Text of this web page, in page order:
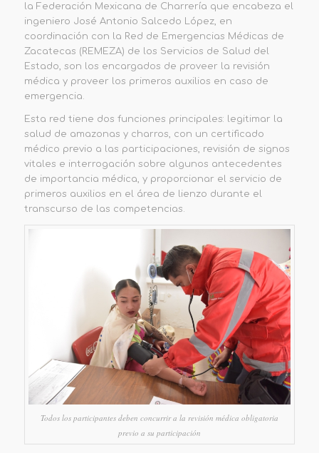
la Federación Mexicana de Charrería que encabeza el
ingeniero José Antonio Salcedo López, en
coordinación con la Red de Emergencias Médicas de
Zacatecas (REMEZA) de los Servicios de Salud del
Estado, son los encargados de proveer la revisión
médica y proveer los primeros auxilios en caso de
emergencia.
Esta red tiene dos funciones principales: legitimar la
salud de amazonas y charros, con un certificado
médico previo a las participaciones, revisión de signos
vitales e interrogación sobre algunos antecedentes
de importancia médica, y proporcionar el servicio de
primeros auxilios en el área de lienzo durante el
transcurso de las competencias.
Todos los participantes deben concurrir a la revisión médica obligatoria
previo a su participación